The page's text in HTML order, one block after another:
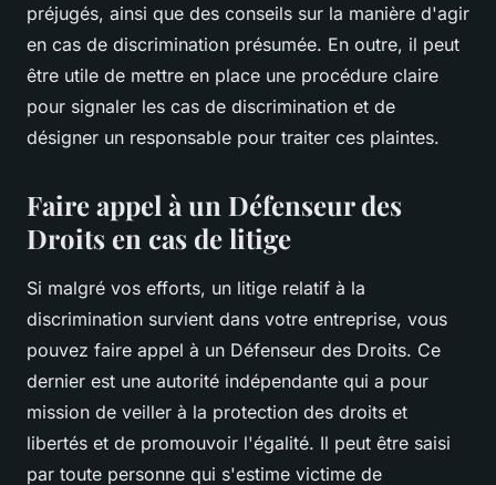
préjugés, ainsi que des conseils sur la manière d'agir
en cas de discrimination présumée. En outre, il peut
être utile de mettre en place une procédure claire
pour signaler les cas de discrimination et de
désigner un responsable pour traiter ces plaintes.
Faire appel à un Défenseur des
Droits en cas de litige
Si malgré vos efforts, un litige relatif à la
discrimination survient dans votre entreprise, vous
pouvez faire appel à un Défenseur des Droits. Ce
dernier est une autorité indépendante qui a pour
mission de veiller à la protection des droits et
libertés et de promouvoir l'égalité. Il peut être saisi
par toute personne qui s'estime victime de